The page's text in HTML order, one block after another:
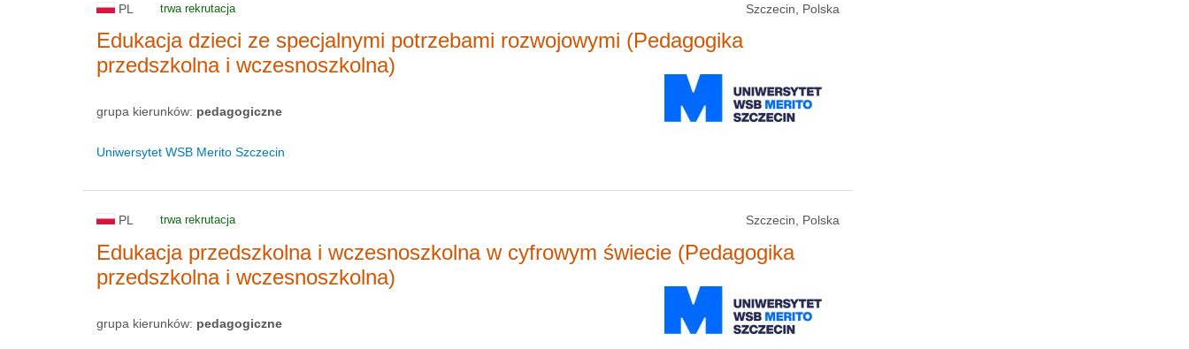
PL trwa rekrutacja Szczecin, Polska
Edukacja dzieci ze specjalnymi potrzebami rozwojowymi (Pedagogika
przedszkolna i wczesnoszkolna)
grupa kierunków: pedagogiczne
Uniwersytet WSB Merito Szczecin
PL trwa rekrutacja Szczecin, Polska
Edukacja przedszkolna i wczesnoszkolna w cyfrowym świecie (Pedagogika
przedszkolna i wczesnoszkolna)
grupa kierunków: pedagogiczne